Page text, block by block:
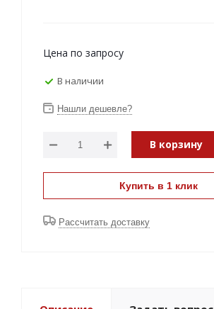
Цена по запросу
В наличии
Нашли дешевле?
В корзину
Купить в 1 клик
Рассчитать доставку